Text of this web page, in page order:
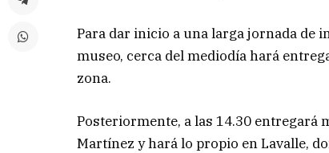
Para dar inicio a una larga jornada de
museo, cerca del mediodía hará
zona.
Posteriormente, a las 14.30 entregará
Martínez y hará lo propio en Lavalle,